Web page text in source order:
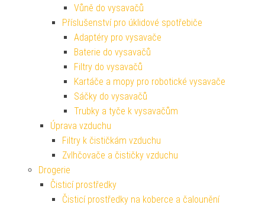
Vůně do vysavačů
Příslušenství pro úklidové spotřebiče
Adaptéry pro vysavače
Baterie do vysavačů
Filtry do vysavačů
Kartáče a mopy pro robotické vysavače
Sáčky do vysavačů
Trubky a tyče k vysavačům
Úprava vzduchu
Filtry k čističkám vzduchu
Zvlhčovače a čističky vzduchu
Drogerie
Čisticí prostředky
Čisticí prostředky na koberce a čalounění